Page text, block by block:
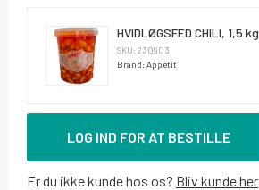
HVIDLØGSFED CHILI, 1,5 kg
SKU: 230903
Brand: Appetit
LOG IND FOR AT BESTILLE
Er du ikke kunde hos os? Bliv kunde her